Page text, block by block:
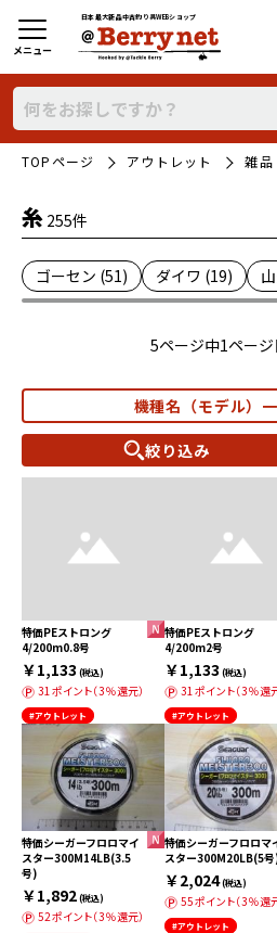
日本最大新品中古釣り具WEBショップ
メニュー
TOPページ アウトレット 雑品
糸 255件
ゴーセン (51) ダイワ (19)
5ページ中1ペー
機種名（モデル）
絞り込み
特価PEストロング
4/200m0.8号
￥1,133 (税込)
31ポイント（3％還元）
#アウトレット
特価PEストロング
4/200m2号
￥1,133 (税込)
31ポイント（3％還
#アウトレット
特価シーガーフロロマイ
スター300M14LB(3.5
号)
￥1,892(税込)
52ポイント（3％還元）
特価シーガーフロロマ
スター300M20LB(5
￥2,024(税込)
55ポイント（3％還
#アウトレット